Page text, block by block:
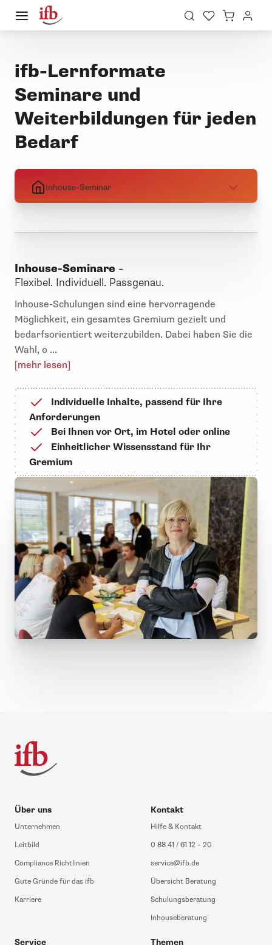
ifb-Lernformate
Seminare und
Weiterbildungen für jeden
Bedarf
Inhouse-Seminar
Inhouse-Seminare –
Flexibel. Individuell. Passgenau.
Inhouse-Schulungen sind eine hervorragende
Möglichkeit, ein gesamtes Gremium gezielt und
bedarfsorientiert weiterzubilden. Dabei haben Sie die
Wahl, o ...
[mehr lesen]
Individuelle Inhalte, passend für Ihre
Anforderungen
Bei Ihnen vor Ort, im Hotel oder online
Einheitlicher Wissensstand für Ihr
Gremium
Über uns
Unternehmen
Leitbild
Compliance Richtlinien
Gute Gründe für das ifb
Karriere
Kontakt
Hilfe & Kontakt
0 88 41 / 61 12 – 20
service@ifb.de
Übersicht Beratung
Schulungsberatung
Inhouseberatung
Service Themen